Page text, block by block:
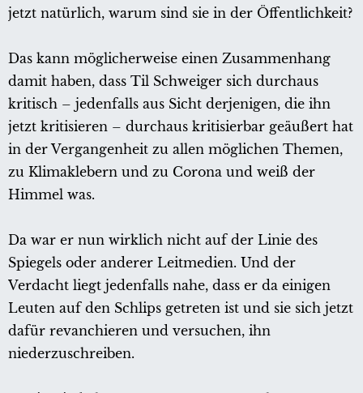
jetzt natürlich, warum sind sie in der Öffentlichkeit?
Das kann möglicherweise einen Zusammenhang
damit haben, dass Til Schweiger sich durchaus
kritisch – jedenfalls aus Sicht derjenigen, die ihn
jetzt kritisieren – durchaus kritisierbar geäußert hat
in der Vergangenheit zu allen möglichen Themen,
zu Klimaklebern und zu Corona und weiß der
Himmel was.
Da war er nun wirklich nicht auf der Linie des
Spiegels oder anderer Leitmedien. Und der
Verdacht liegt jedenfalls nahe, dass er da einigen
Leuten auf den Schlips getreten ist und sie sich jetzt
dafür revanchieren und versuchen, ihn
niederzuschreiben.